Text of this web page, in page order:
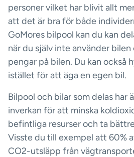
personer vilket har blivit allt
att det är bra för både
GoMores bilpool kan du kan
när du själv inte använder
pengar på bilen. Du kan också
istället för att äga en egen bil.
Bilpool och bilar som delas har
inverkan för att minska
befintliga resurser och ta
Visste du till exempel att 60%
CO2-utsläpp från